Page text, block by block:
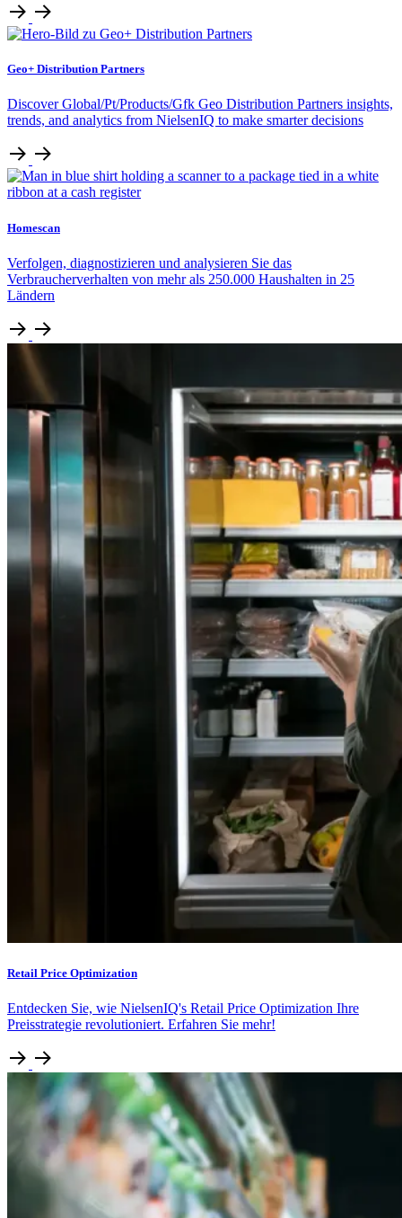
Geo+ Distribution Partners
Discover Global/Pt/Products/Gfk Geo Distribution Partners insights,
trends, and analytics from NielsenIQ to make smarter decisions
Homescan
Verfolgen, diagnostizieren und analysieren Sie das
Verbraucherverhalten von mehr als 250.000 Haushalten in 25
Ländern
Retail Price Optimization
Entdecken Sie, wie NielsenIQ's Retail Price Optimization Ihre
Preisstrategie revolutioniert. Erfahren Sie mehr!